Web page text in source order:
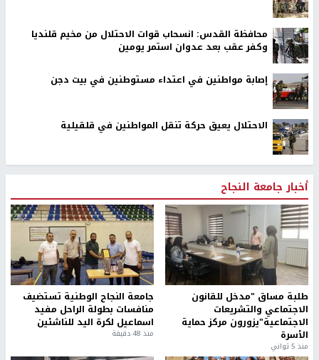
محافظة القدس: انسحاب قوات الاحتلال من مخيم قلنديا
وكفر عقب بعد عدوان استمر يومين
إصابة مواطنين في اعتداء مستوطنين في بيت دجن
الاحتلال يعيق حركة تنقل المواطنين في قلقيلية
أخبار جامعة النجاح
طلبة مساق "مدخل للقانون
الاجتماعي والتشريعات
الاجتماعية"يزورون مركز حماية
الأسرة
منذ 5 ثواني
جامعة النجاح الوطنية تستضيف
منافسات بطولة الراحل مفيد
اسماعيل لكرة اليد للناشئين
منذ 48 دقيقة